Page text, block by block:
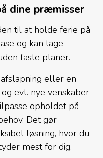
dine præmisser
til at holde ferie på
og kan tage
faste planer.
eller en
evt. nye venskaber
opholdet på
Det gør
løsning, hvor du
mest for dig.